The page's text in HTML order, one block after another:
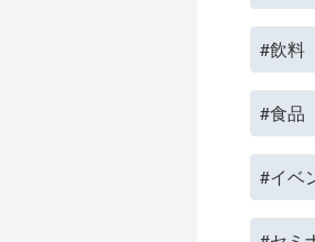
#飲料
#食品
#イベ